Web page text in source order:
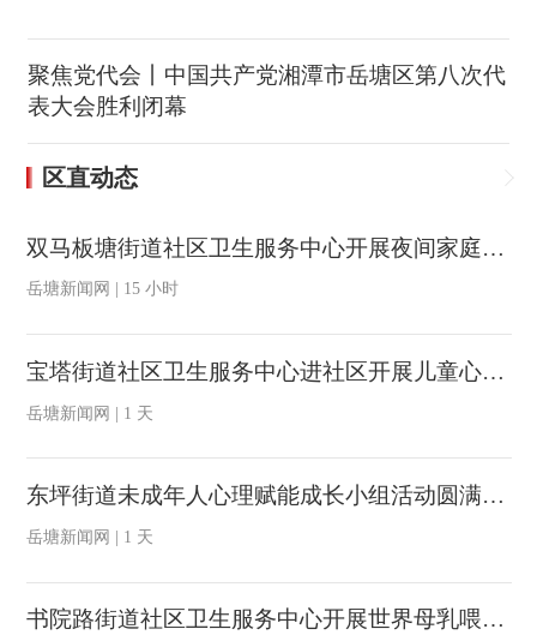
聚焦党代会丨中国共产党湘潭市岳塘区第八次代
表大会胜利闭幕
区直动态
双马板塘街道社区卫生服务中心开展夜间家庭医生签约活动
岳塘新闻网 | 15 小时
宝塔街道社区卫生服务中心进社区开展儿童心理健康知识讲座
岳塘新闻网 | 1 天
东坪街道未成年人心理赋能成长小组活动圆满落幕
岳塘新闻网 | 1 天
书院路街道社区卫生服务中心开展世界母乳喂养周进小区宣传活动